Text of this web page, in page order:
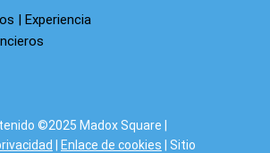
©2025 Madox Square |
Enlace de cookies | Sitio
| Experiencia